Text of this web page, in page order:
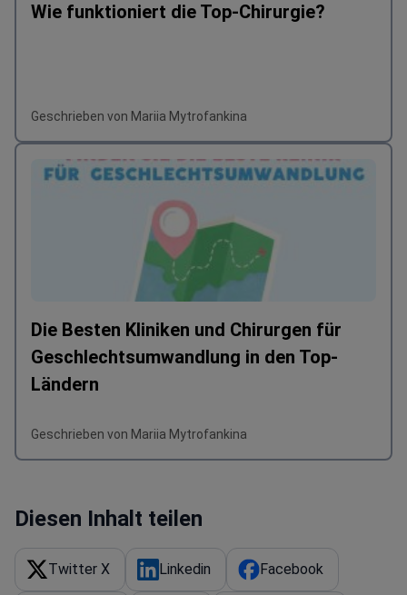
Wie funktioniert die Top-Chirurgie?
Geschrieben von Mariia Mytrofankina
Die Besten Kliniken und Chirurgen für
Geschlechtsumwandlung in den Top-
Ländern
Geschrieben von Mariia Mytrofankina
Diesen Inhalt teilen
Twitter X Linkedin Facebook